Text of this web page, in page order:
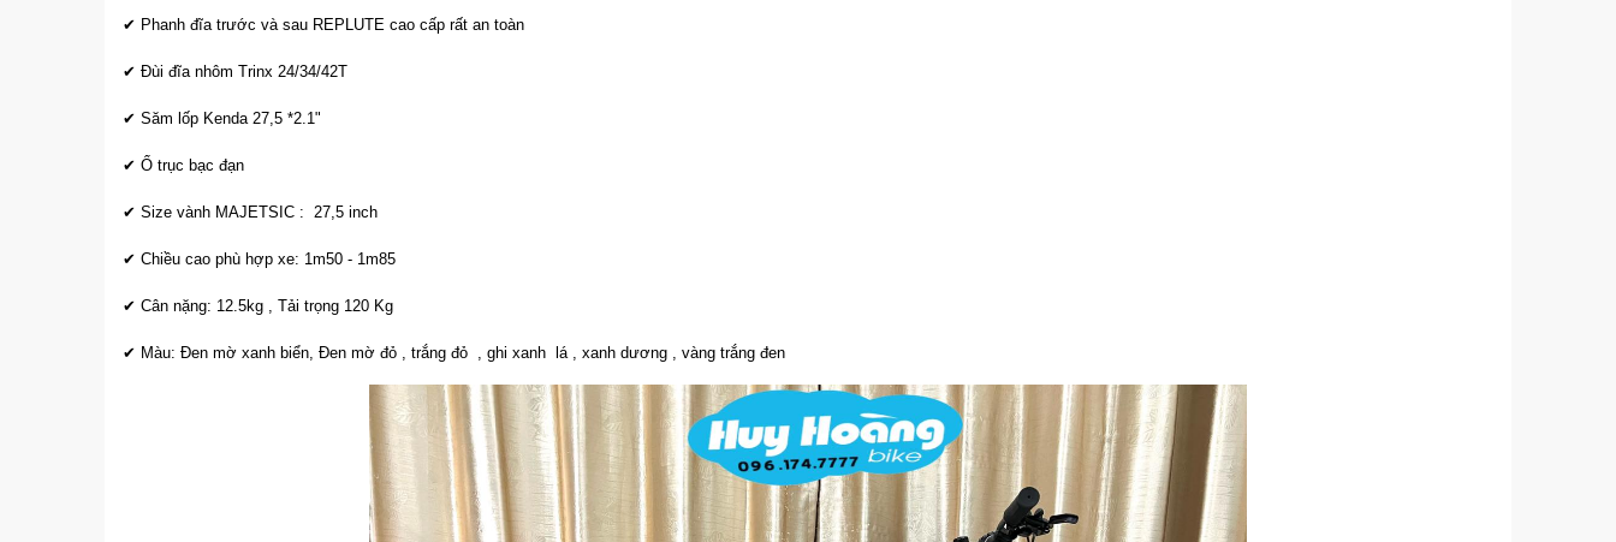
✔ Phanh đĩa trước và sau REPLUTE cao cấp rất an toàn
✔ Đùi đĩa nhôm Trinx 24/34/42T
✔ Săm lốp Kenda 27,5 *2.1"
✔ Ổ trục bạc đạn
✔ Size vành MAJETSIC : 27,5 inch
✔ Chiều cao phù hợp xe: 1m50 - 1m85
✔ Cân nặng: 12.5kg , Tải trọng 120 Kg
✔ Màu: Đen mờ xanh biển, Đen mờ đỏ , trắng đỏ , ghi xanh lá , xanh dương , vàng trắng đen